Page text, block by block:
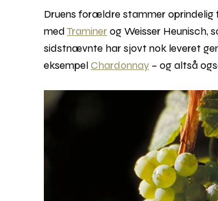
Druens forældre stammer oprindelig
medTraminerog Weisser Heunisch,
sidstnævnte har sjovt nok leveret
eksempelChardonnay – og altså